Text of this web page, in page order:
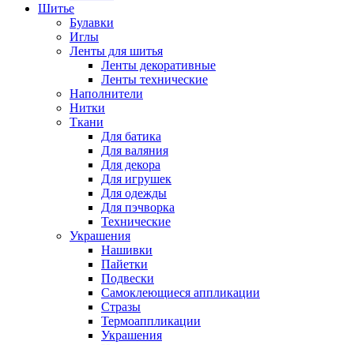
Шитье
Булавки
Иглы
Ленты для шитья
Ленты декоративные
Ленты технические
Наполнители
Нитки
Ткани
Для батика
Для валяния
Для декора
Для игрушек
Для одежды
Для пэчворка
Технические
Украшения
Нашивки
Пайетки
Подвески
Самоклеющиеся аппликации
Стразы
Термоаппликации
Украшения